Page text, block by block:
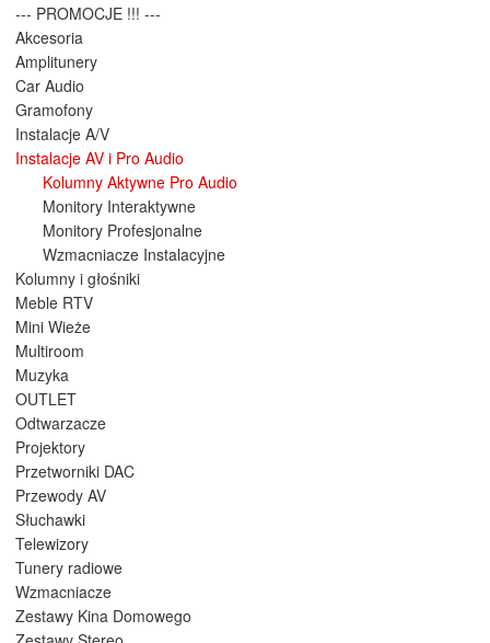
--- PROMOCJE !!! ---
Akcesoria
Amplitunery
Car Audio
Gramofony
Instalacje A/V
Instalacje AV i Pro Audio
Kolumny Aktywne Pro Audio
Monitory Interaktywne
Monitory Profesjonalne
Wzmacniacze Instalacyjne
Kolumny i głośniki
Meble RTV
Mini Wieże
Multiroom
Muzyka
OUTLET
Odtwarzacze
Projektory
Przetworniki DAC
Przewody AV
Słuchawki
Telewizory
Tunery radiowe
Wzmacniacze
Zestawy Kina Domowego